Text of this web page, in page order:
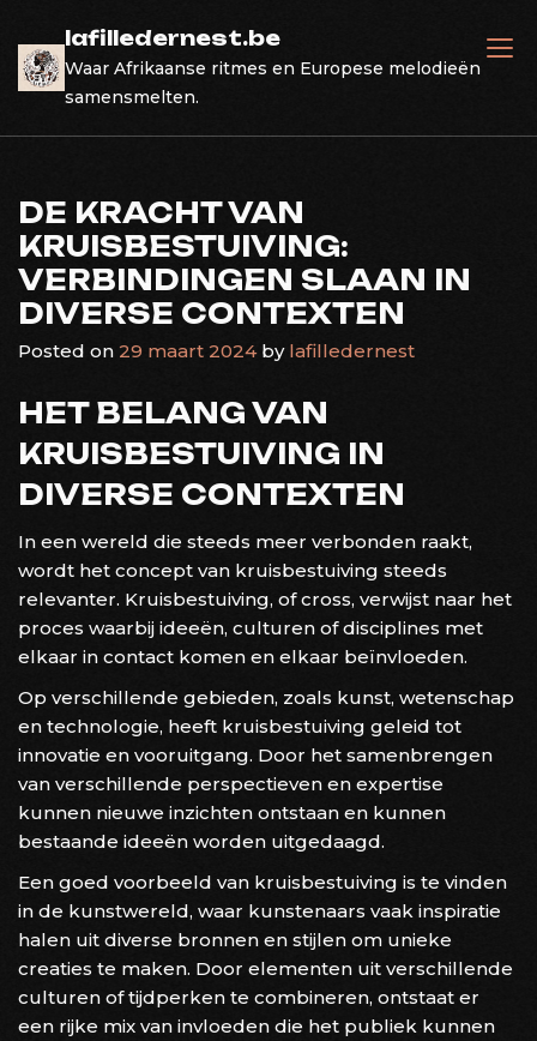
content
lafilledernest.be
Waar Afrikaanse ritmes en Europese melodieën
samensmelten.
DE KRACHT VAN
KRUISBESTUIVING:
VERBINDINGEN SLAAN IN
DIVERSE CONTEXTEN
Posted on 29 maart 2024by lafilledernest
HET BELANG VAN
KRUISBESTUIVING IN
DIVERSE CONTEXTEN
In een wereld die steeds meer verbonden raakt,
wordt het concept van kruisbestuiving steeds
relevanter. Kruisbestuiving, of cross, verwijst naar het
proces waarbij ideeën, culturen of disciplines met
elkaar in contact komen en elkaar beïnvloeden.
Op verschillende gebieden, zoals kunst, wetenschap
en technologie, heeft kruisbestuiving geleid tot
innovatie en vooruitgang. Door het samenbrengen
van verschillende perspectieven en expertise
kunnen nieuwe inzichten ontstaan en kunnen
bestaande ideeën worden uitgedaagd.
Een goed voorbeeld van kruisbestuiving is te vinden
in de kunstwereld, waar kunstenaars vaak inspiratie
halen uit diverse bronnen en stijlen om unieke
creaties te maken. Door elementen uit verschillende
culturen of tijdperken te combineren, ontstaat er
een rijke mix van invloeden die het publiek kunnen